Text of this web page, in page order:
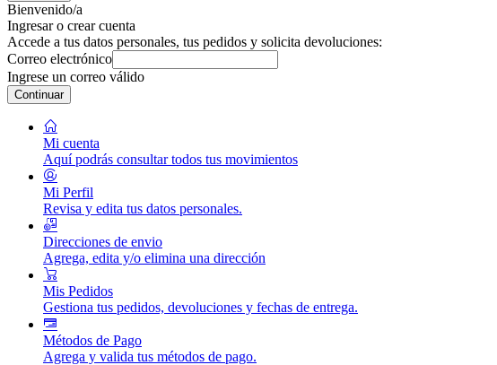
Bienvenido/a
Ingresar o crear cuenta
Accede a tus datos personales, tus pedidos y solicita devoluciones:
Correo electrónico
Ingrese un correo válido
Continuar
Mi cuenta
Aquí podrás consultar todos tus movimientos
Mi Perfil
Revisa y edita tus datos personales.
Direcciones de envio
Agrega, edita y/o elimina una dirección
Mis Pedidos
Gestiona tus pedidos, devoluciones y fechas de entrega.
Métodos de Pago
Agrega y valida tus métodos de pago.